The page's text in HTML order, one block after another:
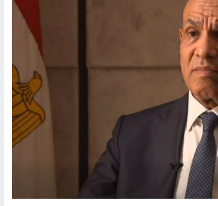
ضمن جهود توحيد المؤسسة العسكرية